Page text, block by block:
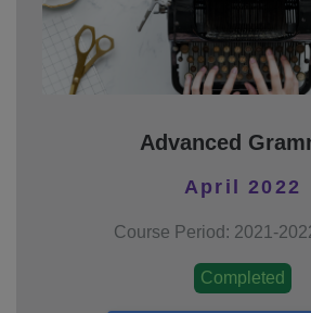
Advanced
April 2022
Course Period: 2021-
Completed